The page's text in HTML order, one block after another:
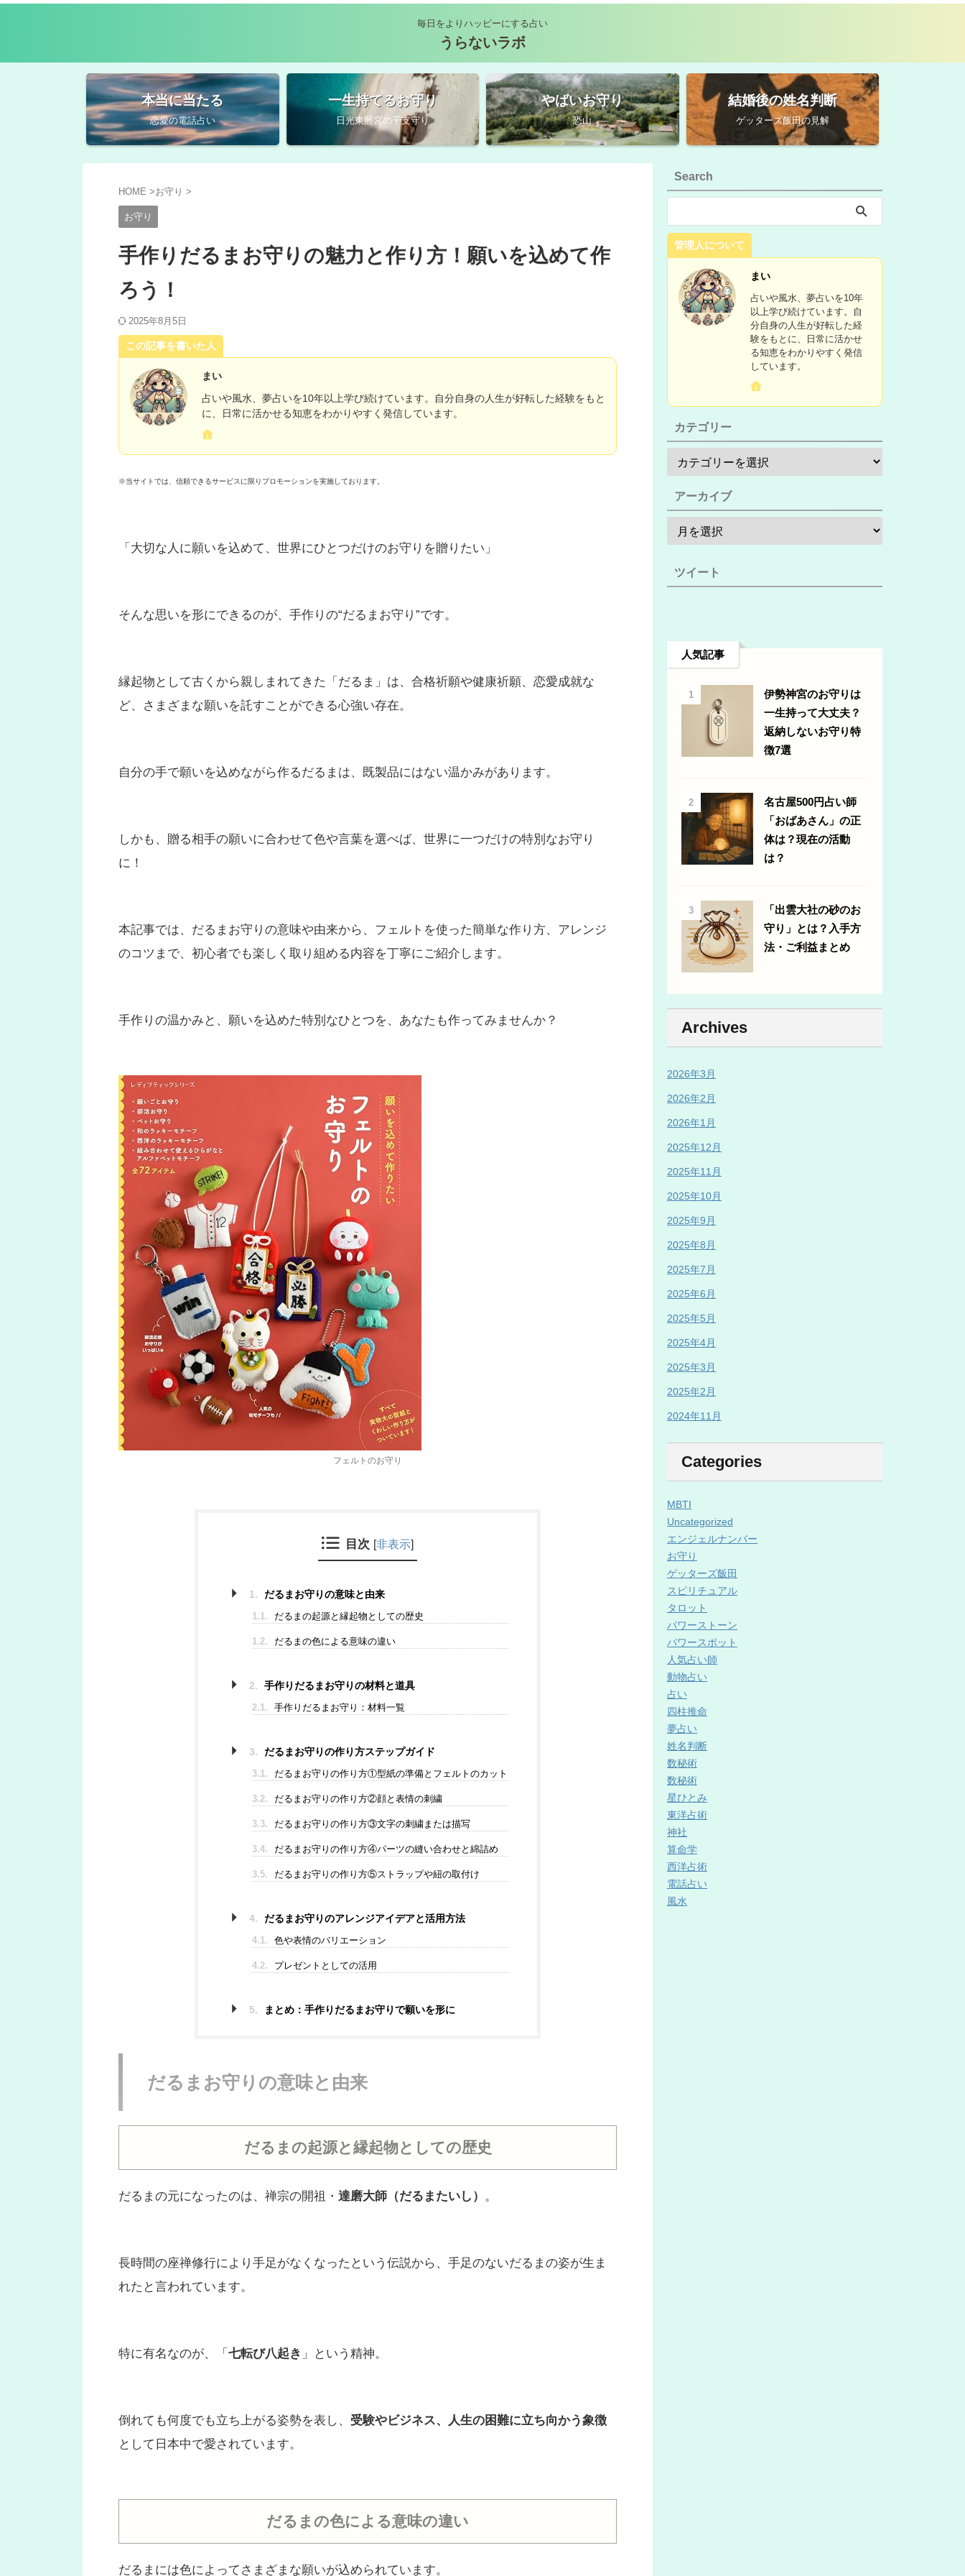
毎日をよりハッピーにする占い
うらないラボ
本当に当たる
恋愛の電話占い
一生持てるお守り
日光東照宮の干支守り
やばいお守り
恐山
結婚後の姓名判断
ゲッターズ飯田の見解
HOME >お守り >
お守り
手作りだるまお守りの魅力と作り方！願いを込めて作
ろう！
2025年8月5日
この記事を書いた人
まい
占いや風水、夢占いを10年以上学び続けています。自分自身の人生が好転した経験をもと
に、日常に活かせる知恵をわかりやすく発信しています。
※当サイトでは、信頼できるサービスに限りプロモーションを実施しております。
「大切な人に願いを込めて、世界にひとつだけのお守りを贈りたい」
そんな思いを形にできるのが、手作りの“だるまお守り”です。
縁起物として古くから親しまれてきた「だるま」は、合格祈願や健康祈願、恋愛成就な
ど、さまざまな願いを託すことができる心強い存在。
自分の手で願いを込めながら作るだるまは、既製品にはない温かみがあります。
しかも、贈る相手の願いに合わせて色や言葉を選べば、世界に一つだけの特別なお守り
に！
本記事では、だるまお守りの意味や由来から、フェルトを使った簡単な作り方、アレンジ
のコツまで、初心者でも楽しく取り組める内容を丁寧にご紹介します。
手作りの温かみと、願いを込めた特別なひとつを、あなたも作ってみませんか？
フェルトのお守り
目次 [非表示]
1. だるまお守りの意味と由来
1.1. だるまの起源と縁起物としての歴史
1.2. だるまの色による意味の違い
2. 手作りだるまお守りの材料と道具
2.1. 手作りだるまお守り：材料一覧
3. だるまお守りの作り方ステップガイド
3.1. だるまお守りの作り方①型紙の準備とフェルトのカット
3.2. だるまお守りの作り方②顔と表情の刺繍
3.3. だるまお守りの作り方③文字の刺繍または描写
3.4. だるまお守りの作り方④パーツの縫い合わせと綿詰め
3.5. だるまお守りの作り方⑤ストラップや紐の取付け
4. だるまお守りのアレンジアイデアと活用方法
4.1. 色や表情のバリエーション
4.2. プレゼントとしての活用
5. まとめ：手作りだるまお守りで願いを形に
だるまお守りの意味と由来
だるまの起源と縁起物としての歴史
だるまの元になったのは、禅宗の開祖・ 達磨大師（だるまたいし） 。
長時間の座禅修行により手足がなくなったという伝説から、手足のないだるまの姿が生ま
れたと言われています。
特に有名なのが、「 七転び八起き 」という精神。
倒れても何度でも立ち上がる姿勢を表し、 受験やビジネス、人生の困難に立ち向かう象徴
として日本中で愛されています。
だるまの色による意味の違い
だるまには色によってさまざまな願いが込められています。
Search
管理人について
まい
占いや風水、夢占いを10年
以上学び続けています。自
分自身の人生が好転した経
験をもとに、日常に活かせ
る知恵をわかりやすく発信
しています。
カテゴリー
アーカイブ
ツイート
人気記事
1
伊勢神宮のお守りは
一生持って大丈夫？
返納しないお守り特
徴7選
2
名古屋500円占い師
「おばあさん」の正
体は？現在の活動
は？
3
「出雲大社の砂のお
守り」とは？入手方
法・ご利益まとめ
Archives
2026年3月
2026年2月
2026年1月
2025年12月
2025年11月
2025年10月
2025年9月
2025年8月
2025年7月
2025年6月
2025年5月
2025年4月
2025年3月
2025年2月
2024年11月
Categories
MBTI
Uncategorized
エンジェルナンバー
お守り
ゲッターズ飯田
スピリチュアル
タロット
パワーストーン
パワースポット
人気占い師
動物占い
占い
四柱推命
夢占い
姓名判断
数秘術
数秘術
星ひとみ
東洋占術
神社
算命学
西洋占術
電話占い
風水